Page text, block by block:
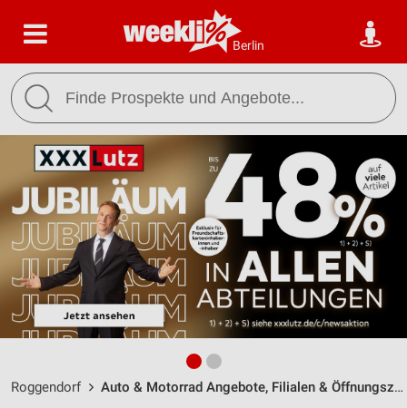
Berlin
Roggendorf Auto & Motorrad Angebote, Filialen & Öffnungszeiten